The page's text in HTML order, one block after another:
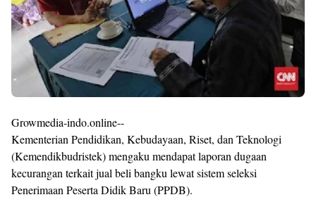
Templates
Growmedia-indo.online--
Kementerian Pendidikan, Kebudayaan, Riset, dan Teknologi
(Kemendikbudristek) mengaku mendapat laporan dugaan
kecurangan terkait jual beli bangku lewat sistem seleksi
Penerimaan Peserta Didik Baru (PPDB).